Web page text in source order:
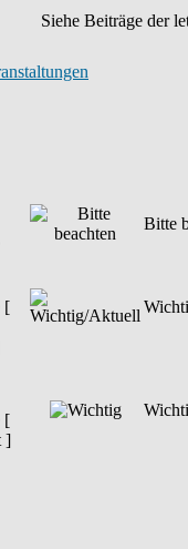
Siehe Beiträge der
Bitte
[
[
]